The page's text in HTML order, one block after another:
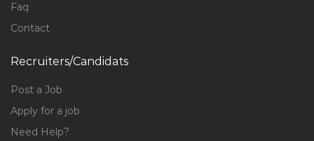
Faq
Contact
Recruiters/Candidats
Post a Job
Apply for a job
Need Help?